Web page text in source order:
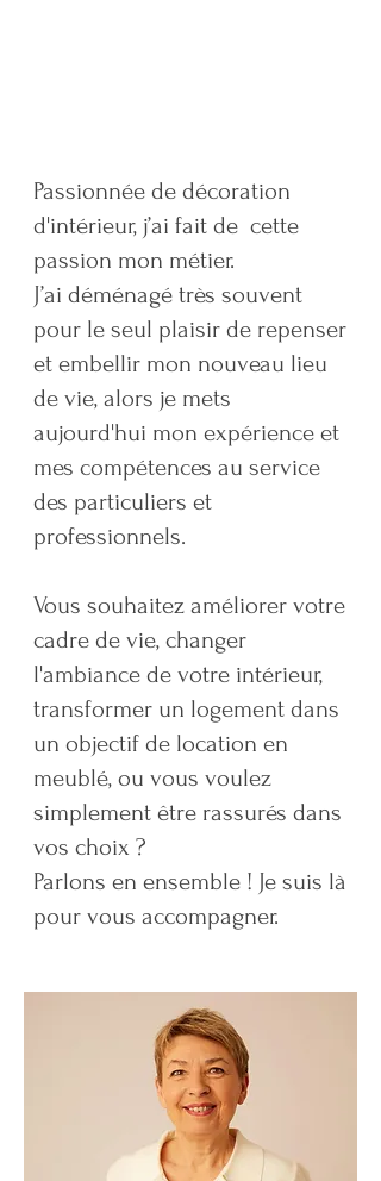
Passionnée de décoration
d'intérieur, j’ai fait de cette
passion mon métier.
J’ai déménagé très souvent
pour le seul plaisir de repenser
et embellir mon nouveau lieu
de vie, alors je mets
aujourd'hui mon expérience et
mes compétences au service
des particuliers et
professionnels.
Vous souhaitez améliorer votre
cadre de vie, changer
l'ambiance de votre intérieur,
transformer un logement dans
un objectif de location en
meublé, ou vous voulez
simplement être rassurés dans
vos choix ?
Parlons en ensemble ! Je suis là
pour vous accompagner.